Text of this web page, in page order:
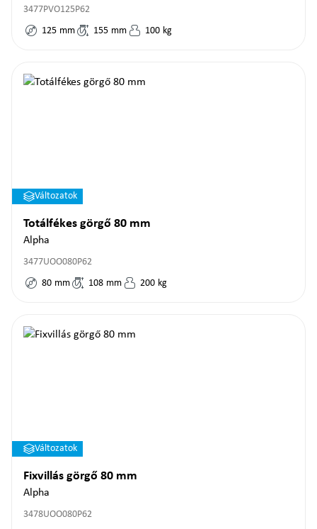
3477PVO125P62
125 mm 155 mm 100 kg
Változatok
Totálfékes görgő 80 mm
Alpha
3477UOO080P62
80 mm 108 mm 200 kg
Változatok
Fixvillás görgő 80 mm
Alpha
3478UOO080P62